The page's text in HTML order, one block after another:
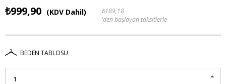
₺999,90 (KDV Dahil)
₺189,18
'den başlayan taksitlerle
BEDEN TABLOSU